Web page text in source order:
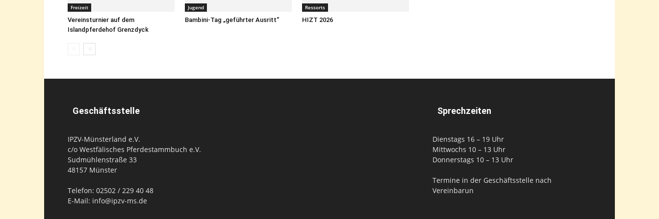
Telefon: 02502 / 229 40 48
Termine in der Geschäftsstelle nach
Vereinbarun
Datenschutzerklärung
WordPress Cookie Plugin von Real Cookie Banner